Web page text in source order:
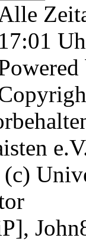
17:01
(c)